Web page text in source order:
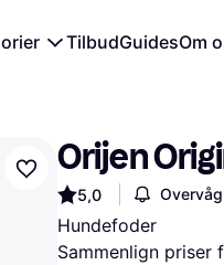
TilbudGuidesOm
Orijen
5,0
Hundefoder
Sammenlign priser